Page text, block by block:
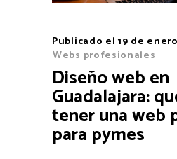
Publicado el 19 de
Webs profesionales
Diseño web en
Guadalajara:
tener una web
para pymes